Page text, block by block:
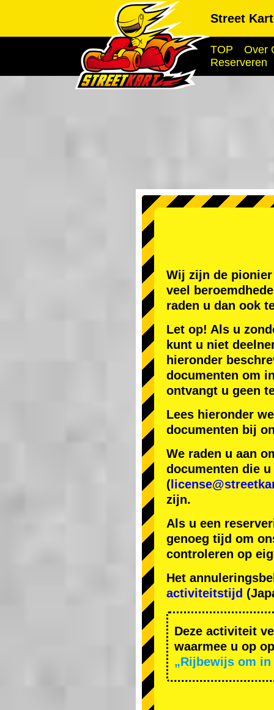
Street
TOP
Over
Reserveren
Wij zijn de pionier
veel
raden u dan ook
Let op! Als u
kunt u niet
hieronder
documenten om
ontvangt u geen
Lees hieronder
documenten bij
We raden u aan
documenten die
(
zijn.
Als u een
genoeg tijd om
controleren op
Het
activiteitstijd
Deze activiteit
waarmee u op
„Rijbewijs om